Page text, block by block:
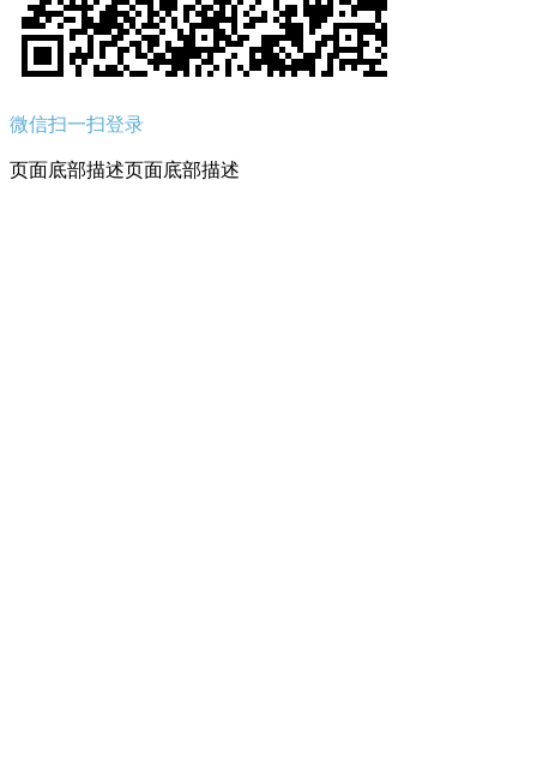
微信扫一扫登录
页面底部描述页面底部描述